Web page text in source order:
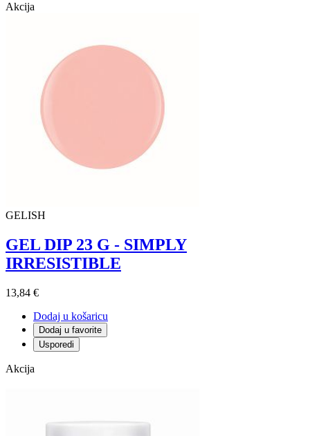
Akcija
GELISH
GEL DIP 23 G - SIMPLY
IRRESISTIBLE
13,84 €
Dodaj u košaricu
Dodaj u favorite
Usporedi
Akcija